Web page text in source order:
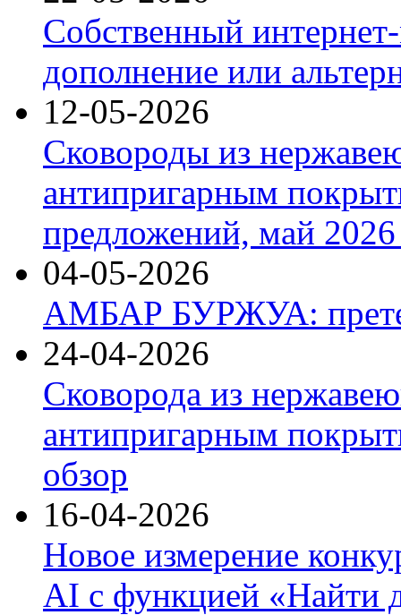
Собственный
дополнение или
12-05-2026
Сковороды из
антипригарным
предложений, май 2026
04-05-2026
АМБАР БУРЖУА:
24-04-2026
Сковорода из
антипригарным
обзор
16-04-2026
Новое измерение
AI с функцией «Найти